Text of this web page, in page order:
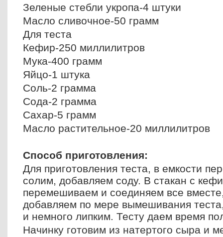
Зеленые стебли укропа-4 штуки
Масло сливочное-50 грамм
Для теста
Кефир-250 миллилитров
Мука-400 грамм
Яйцо-1 штука
Соль-2 грамма
Сода-2 грамма
Сахар-5 грамм
Масло растительное-20 миллилитров
Способ приготовления:
Для приготовления теста, в емкости
солим, добавляем соду. В стакан с
перемешиваем и соединяем все
добавляем по мере вымешивания
и немного липким. Тесту даем время
Начинку готовим из натертого сыра и